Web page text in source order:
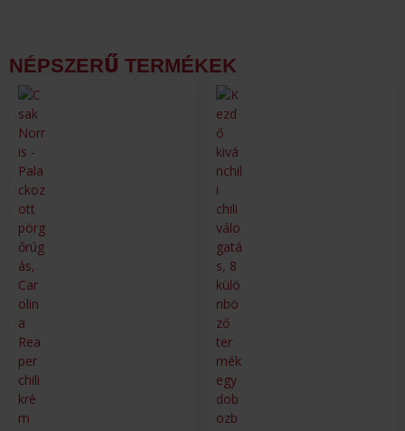
NÉPSZERŰ TERMÉKEK